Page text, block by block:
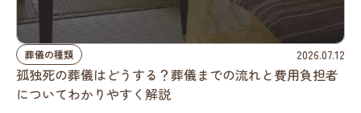
葬儀の種類 2026.07.12
孤独死の葬儀はどうする？葬儀までの流れと費用負担者
についてわかりやすく解説